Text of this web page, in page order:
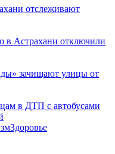
отслеживают
в Астрахани отключили
зачищают улицы от
в ДТП с автобусами
Здоровье